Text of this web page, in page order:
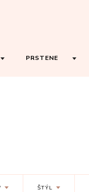
PRSTENE
ŠTÝL